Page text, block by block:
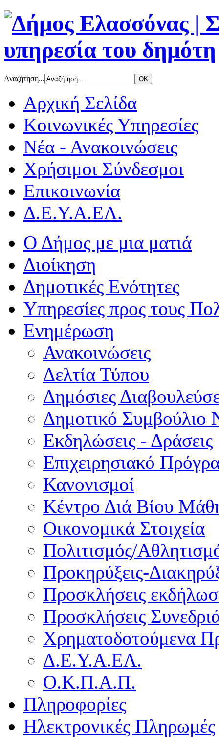
Αναζήτηση...
Αρχική Σελίδα
Κοινωνικές Υπηρεσίες
Νέα - Ανακοινώσεις
Χρήσιμοι Σύνδεσμοι
Επικοινωνία
Δ.Ε.Υ.Α.ΕΛ.
Ο Δήμος με μια ματιά
Διοίκηση
Δημοτικές Ενότητες
Υπηρεσίες προς τους
Ενημέρωση
Ανακοινώσεις
Δελτία Τύπου
Δημόσιες
Δημοτικό Συμβούλιο
Εκδηλώσεις - Δράσεις
Επιχειρησιακό
Κανονισμοί
Κέντρο Διά Βίου
Οικονομικά Στοιχεία
Πολιτισμός/
Προκηρύξεις-
Προσκλήσεις
Προσκλήσεις
Χρηματοδοτούμενα
Δ.Ε.Υ.Α.ΕΛ.
Ο.Κ.Π.Α.Π.
Πληροφορίες
Ηλεκτρονικές Πληρωμές